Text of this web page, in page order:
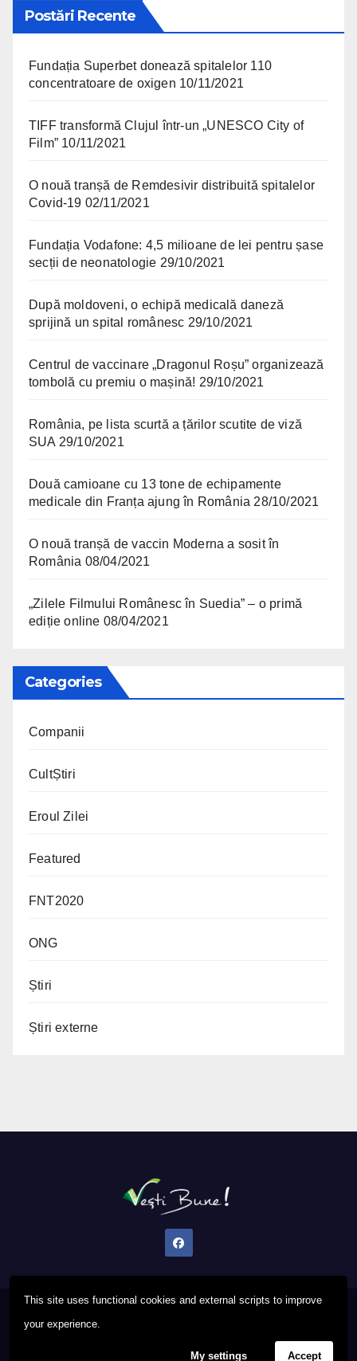
This site uses functional cookies and external scripts to improve
your experience.
My settings Accept
Postări Recente
Fundația Superbet donează spitalelor 110
concentratoare de oxigen 10/11/2021
TIFF transformă Clujul într-un „UNESCO City of
Film” 10/11/2021
O nouă tranșă de Remdesivir distribuită spitalelor
Covid-19 02/11/2021
Fundația Vodafone: 4,5 milioane de lei pentru șase
secții de neonatologie 29/10/2021
După moldoveni, o echipă medicală daneză
sprijină un spital românesc 29/10/2021
Centrul de vaccinare „Dragonul Roșu” organizează
tombolă cu premiu o mașină! 29/10/2021
România, pe lista scurtă a țărilor scutite de viză
SUA 29/10/2021
Două camioane cu 13 tone de echipamente
medicale din Franța ajung în România 28/10/2021
O nouă tranșă de vaccin Moderna a sosit în
România 08/04/2021
„Zilele Filmului Românesc în Suedia” – o primă
ediție online 08/04/2021
Categories
Companii
CultȘtiri
Eroul Zilei
Featured
FNT2020
ONG
Știri
Știri externe
Proudly powered by WordPress
Privacy PolicyFAQ